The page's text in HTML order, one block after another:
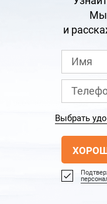
всех колесах с АБС и
оптика спереди с
по темной дороге.